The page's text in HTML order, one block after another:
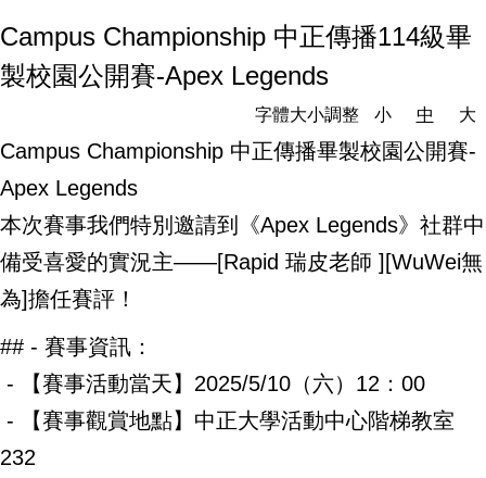
Campus Championship 中正傳播114級畢
製校園公開賽-Apex Legends
字體大小調整 小 中 大
Campus Championship 中正傳播畢製校園公開賽-
Apex Legends
本次賽事我們特別邀請到《Apex Legends》社群中
備受喜愛的實況主——[Rapid 瑞皮老師 ][WuWei無
為]擔任賽評！
## - 賽事資訊：
- 【賽事活動當天】2025/5/10（六）12：00
- 【賽事觀賞地點】中正大學活動中心階梯教室
232